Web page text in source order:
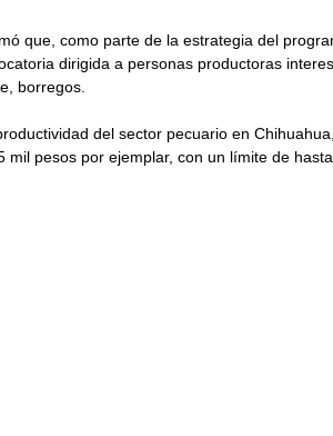
que, como parte de la estrategia del
dirigida a personas productoras
borregos.
del sector pecuario en
pesos por ejemplar, con un límite de